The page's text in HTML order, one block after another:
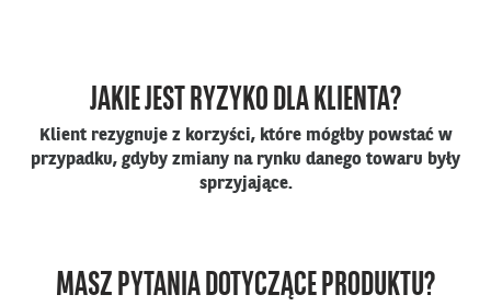
JAKIE JEST RYZYKO DLA KLIENTA?
Klient rezygnuje z korzyści, które mógłby powstać w
przypadku, gdyby zmiany na rynku danego towaru były
sprzyjające.
MASZ PYTANIA DOTYCZĄCE PRODUKTU?